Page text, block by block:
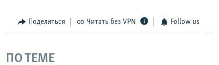
Поделиться Читать без VPN Follow us
ПО ТЕМЕ